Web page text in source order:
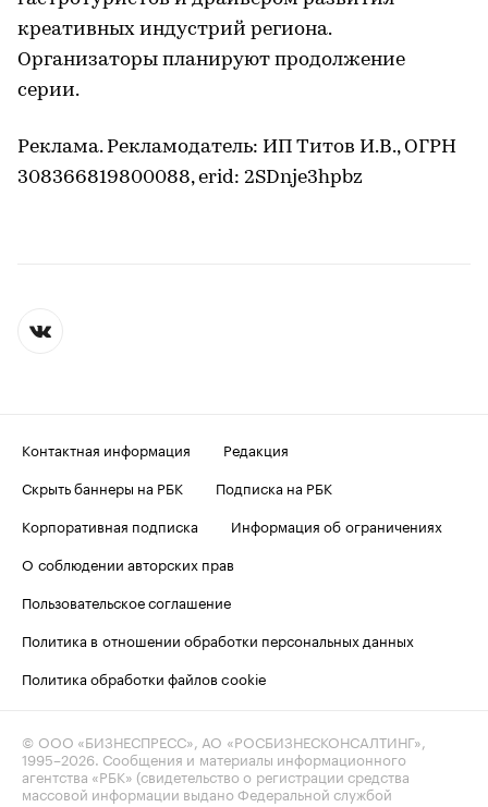
креативных индустрий региона.
Организаторы планируют продолжение
серии.
Реклама. Рекламодатель: ИП Титов И.В., ОГРН
308366819800088, erid: 2SDnje3hpbz
Контактная информация
Редакция
Скрыть баннеры на РБК
Подписка на РБК
Корпоративная подписка
Информация об ограничениях
О соблюдении авторских прав
Пользовательское соглашение
Политика в отношении обработки персональных данных
Политика обработки файлов cookie
© ООО «БИЗНЕСПРЕСС», АО «РОСБИЗНЕСКОНСАЛТИНГ»,
1995–2026 . Сообщения и материалы информационного
агентства «РБК» (свидетельство о регистрации средства
массовой информации выдано Федеральной службой